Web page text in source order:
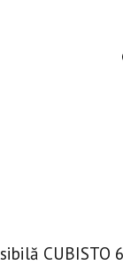
CUBISTO